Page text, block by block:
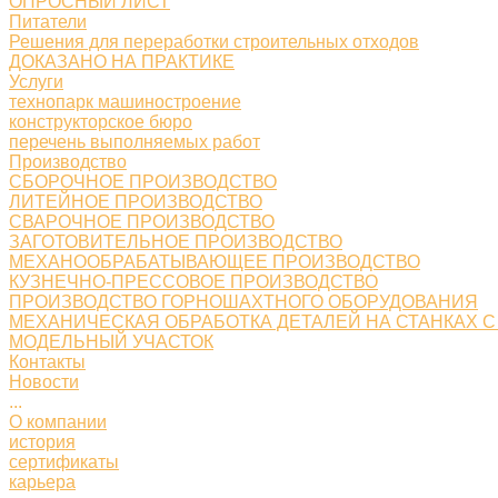
Питатели
Решения для переработки строительных отходов
ДОКАЗАНО НА ПРАКТИКЕ
Услуги
технопарк машиностроение
конструкторское бюро
перечень выполняемых работ
Производство
СБОРОЧНОЕ ПРОИЗВОДСТВО
ЛИТЕЙНОЕ ПРОИЗВОДСТВО
СВАРОЧНОЕ ПРОИЗВОДСТВО
ЗАГОТОВИТЕЛЬНОЕ ПРОИЗВОДСТВО
МЕХАНООБРАБАТЫВАЮЩЕЕ ПРОИЗВОДСТВО
КУЗНЕЧНО-ПРЕССОВОЕ ПРОИЗВОДСТВО
ПРОИЗВОДСТВО ГОРНОШАХТНОГО ОБОРУДОВАНИЯ
МЕХАНИЧЕСКАЯ ОБРАБОТКА ДЕТАЛЕЙ НА СТАНКАХ
МОДЕЛЬНЫЙ УЧАСТОК
Контакты
Новости
...
О компании
история
сертификаты
карьера